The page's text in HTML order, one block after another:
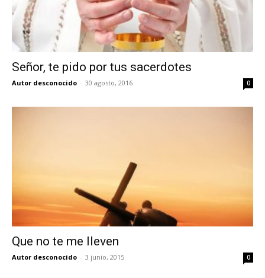
Señor, te pido por tus sacerdotes
Autor desconocido - 30 agosto, 2016 0
Que no te me lleven
Autor desconocido - 3 junio, 2015 0